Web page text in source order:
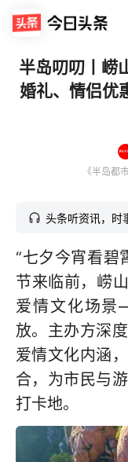
半岛叨叨丨崂
婚礼、情侣
《半岛都
头条听资讯，时
“七夕今宵看碧
节来临前，崂
爱情文化场景
放。主办方深
爱情文化内涵
合，为市民与
打卡地。